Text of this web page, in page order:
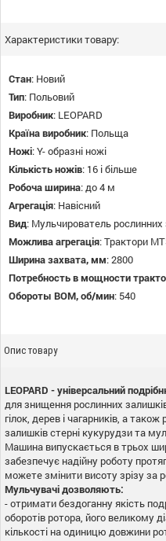
Характеристики товару:
Стан: Новий
Тип: Польовий
Виробник: LEOPARD
Країна виробник: Польща
Ножі:Y- образні ножі
Кількість ножів: 16 і більше
Робоча ширина:до 4 м
Агрегація: Навісний
Вид: Мульчирователь рослинних
Можлива агрегація:Трактори
Ширина захвата, мм:2800
Потребность в мощности
Обороты ВОМ, об/мин: 540
Опис товару
LEOPARD - універсальний
для знищення рослинних
гілок, дерев і чагарників, а
залишків стерні кукурудзи та
Машина випускається в трьох
забезпечує надійну роботу
можете змінити висоту зрізу за
Мульчувачі дозволяють:
- отримати бездоганну якість
оборотів ротора, його великому
кількості на одиницю довжини